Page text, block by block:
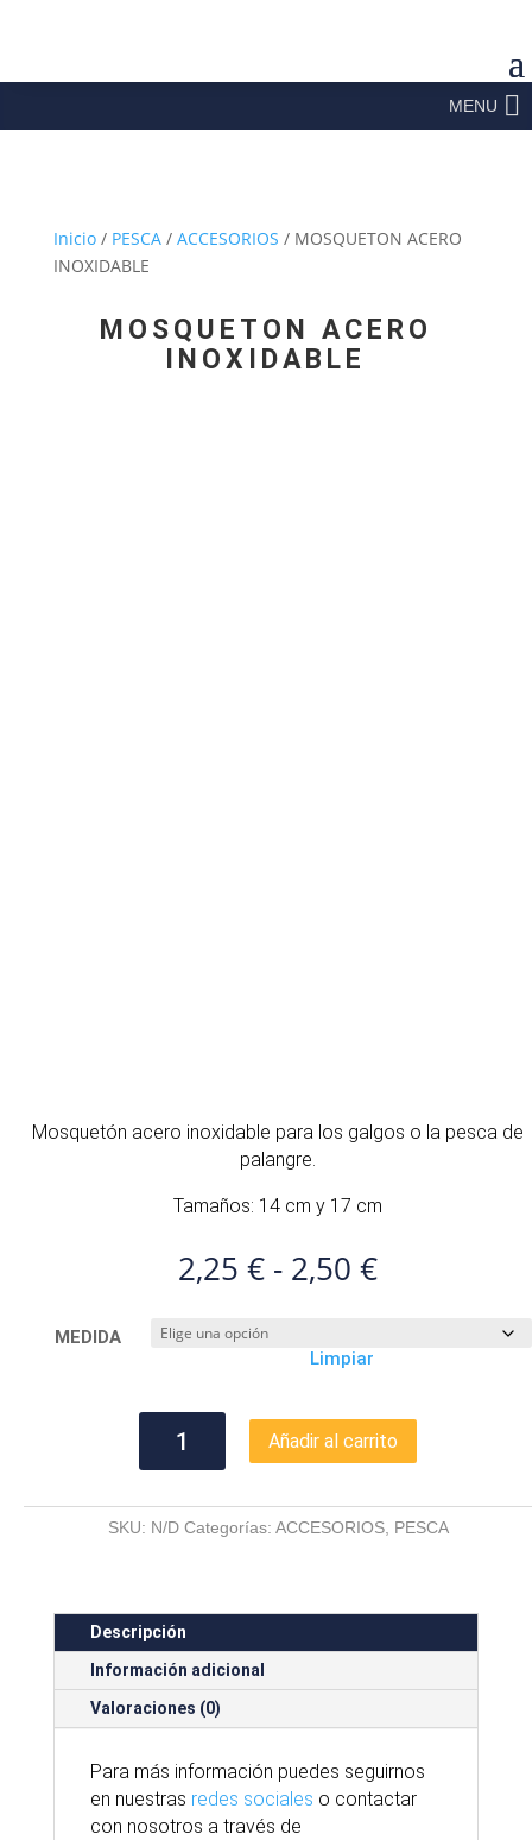
MENU
Inicio/ PESCA/ ACCESORIOS / MOSQUETON ACERO
INOXIDABLE
MOSQUETON ACERO
INOXIDABLE
Mosquetón acero inoxidable para los galgos o la pesca de
palangre.
Tamaños: 14 cm y 17 cm
2,25 € - 2,50 €Rango
2,50 €
MEDIDA
Limpiar
MOSQUETON
ACERO
cantidad
Añadir al carrito
SKU: N/D Categorías: ACCESORIOS, PESCA
Descripción
Información adicional
Valoraciones (0)
Para más información puedes seguirnos
en nuestras redes sociales o contactar
con nosotros a través de